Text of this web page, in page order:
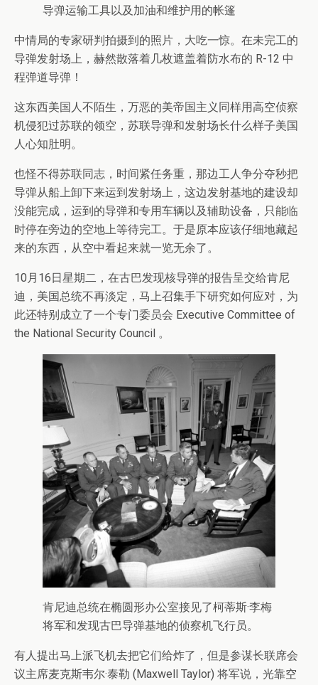
导弹运输工具以及加油和维护用的帐篷
中情局的专家研判拍摄到的照片，大吃一惊。在未完工的
导弹发射场上，赫然散落着几枚遮盖着防水布的 R-12 中
程弹道导弹！
这东西美国人不陌生，万恶的美帝国主义同样用高空侦察
机侵犯过苏联的领空，苏联导弹和发射场长什么样子美国
人心知肚明。
也怪不得苏联同志，时间紧任务重，那边工人争分夺秒把
导弹从船上卸下来运到发射场上，这边发射基地的建设却
没能完成，运到的导弹和专用车辆以及辅助设备，只能临
时停在旁边的空地上等待完工。于是原本应该仔细地藏起
来的东西，从空中看起来就一览无余了。
10月16日星期二，在古巴发现核导弹的报告呈交给肯尼
迪，美国总统不再淡定，马上召集手下研究如何应对，为
此还特别成立了一个专门委员会 Executive Committee of
the National Security Council 。
肯尼迪总统在椭圆形办公室接见了柯蒂斯·李梅
将军和发现古巴导弹基地的侦察机飞行员。
有人提出马上派飞机去把它们给炸了，但是参谋长联席会
议主席麦克斯韦尔·泰勒 (Maxwell Taylor) 将军说，光靠空